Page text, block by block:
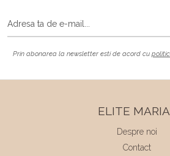
Prin abonarea la newsletter esti de acord cu
ELITE
Despre noi
Contact